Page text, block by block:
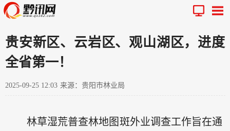
贵安新区、云岩区、观山湖区，进度
全省第一！
2025-09-25 12:03 来源：贵阳市林业局
林草湿荒普查林地图斑外业调查工作旨在通